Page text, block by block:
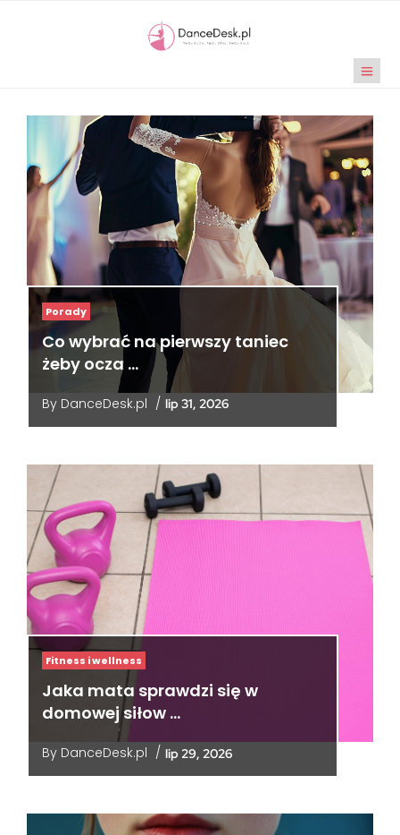
Porady
Co wybrać na pierwszy taniec
żeby ocza …
By DanceDesk.pl / lip 31, 2026
Fitness i wellness
Jaka mata sprawdzi się w
domowej siłow …
By DanceDesk.pl / lip 29, 2026